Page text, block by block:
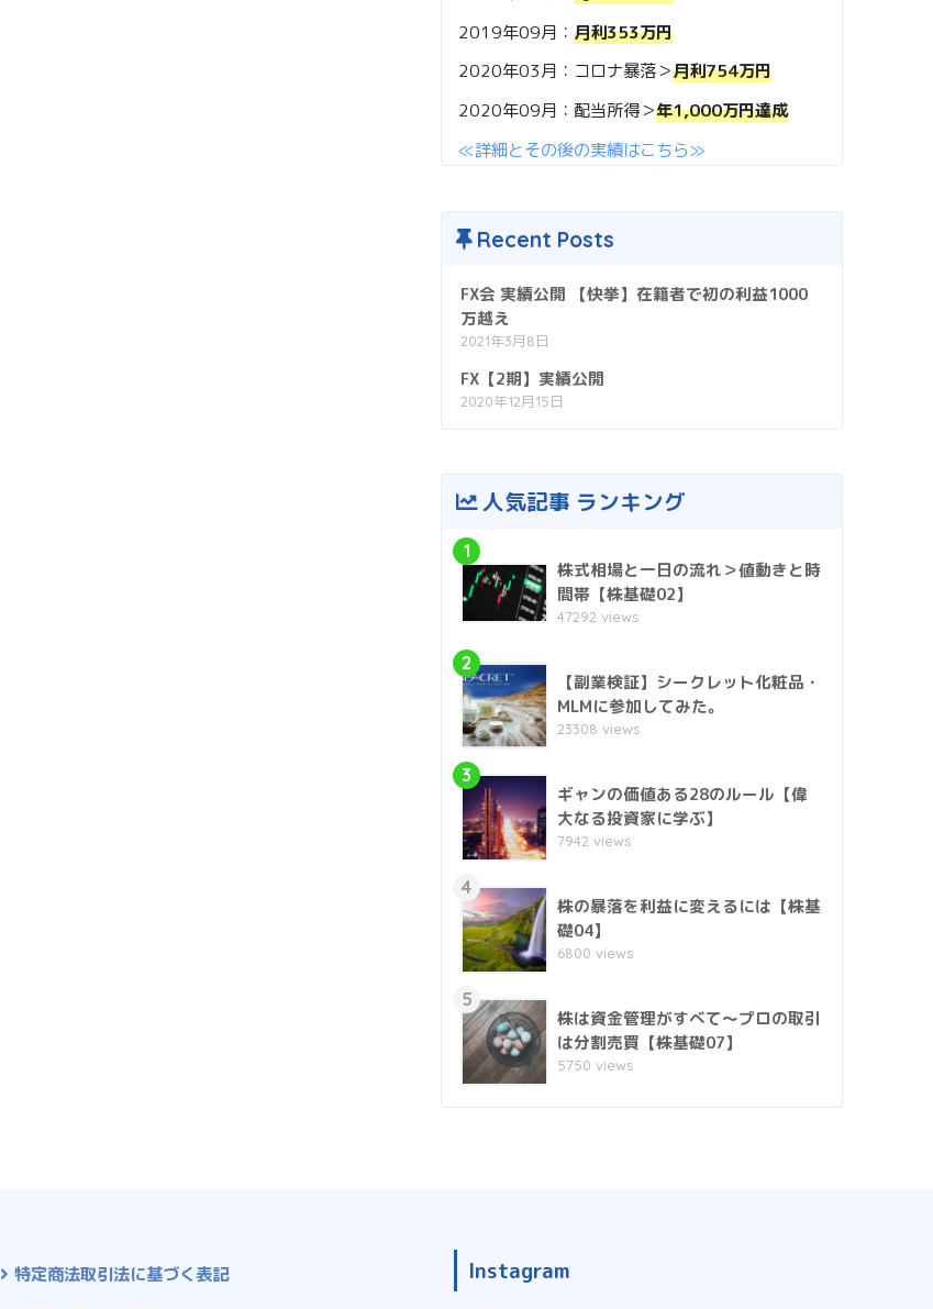
2019年09月：月利353万円
2020年03月：コロナ暴落＞月利754万円
2020年09月：配当所得＞年1,000万円達成
≪詳細とその後の実績はこちら≫
Recent Posts
FX会 実績公開 【快挙】在籍者で初の利益1000
万越え
2021年3月8日
FX【2期】実績公開
2020年12月15日
人気記事 ランキング
1
株式相場と一日の流れ＞値動きと時
間帯【株基礎02】
47292 views
2
【副業検証】シークレット化粧品・
MLMに参加してみた。
23308 views
3
ギャンの価値ある28のルール【偉
大なる投資家に学ぶ】
7942 views
4
株の暴落を利益に変えるには【株基
礎04】
6800 views
5
株は資金管理がすべて～プロの取引
は分割売買【株基礎07】
5750 views
特定商法取引法に基づく表記
Instagram